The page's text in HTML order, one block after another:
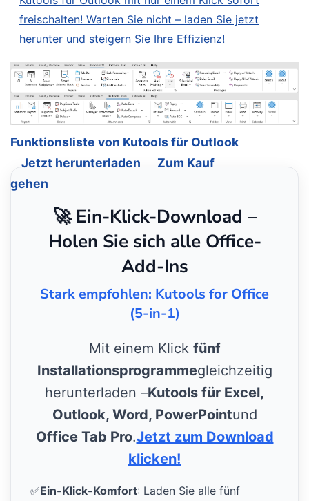
freischalten! Warten Sie nicht – laden Sie jetzt
herunter und steigern Sie Ihre Effizienz!
Funktionsliste von Kutools für Outlook
Jetzt herunterladen
Zum Kauf
gehen
🚀 Ein-Klick-Download –
Holen Sie sich alle Office-
Add-Ins
Stark empfohlen: Kutools for Office
(5-in-1)
Mit einem Klick fünf
Installationsprogrammegleichzeitig
herunterladen –Kutools für Excel,
Outlook, Word, PowerPointund
Office Tab Pro.Jetzt zum Download
klicken!
✅Ein-Klick-Komfort: Laden Sie alle fünf